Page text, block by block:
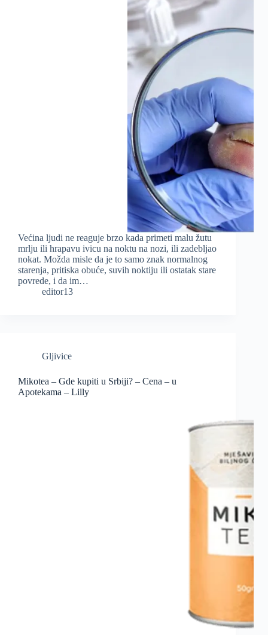
Većina ljudi ne reaguje brzo kada primeti malu žutu
mrlju ili hrapavu ivicu na noktu na nozi, ili zadebljao
nokat. Možda misle da je to samo znak normalnog
starenja, pritiska obuće, suvih noktiju ili ostatak stare
povrede, i da im…
editor13
Gljivice
Mikotea – Gde kupiti u Srbiji? – Cena – u
Apotekama – Lilly